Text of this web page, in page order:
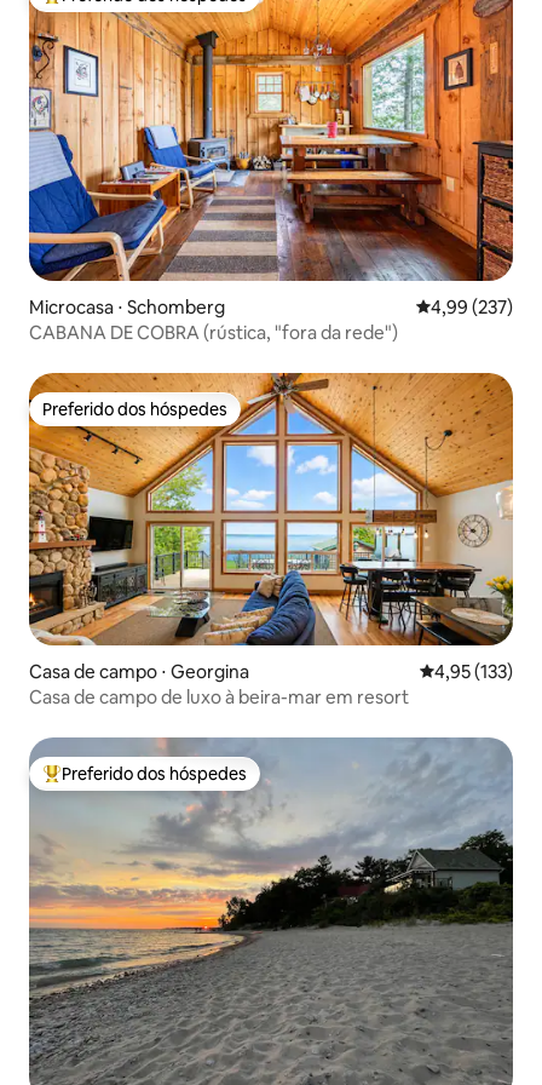
Entre os melhores preferidos dos hóspedes
Microcasa ⋅ Schomberg 4,99 de uma
4,99 (237)
CABANA DE COBRA (rústica, "fora da rede")
Preferido dos hóspedes
Preferido dos hóspedes
Casa de campo ⋅ Georgina 4,95 de uma
4,95 (133)
Casa de campo de luxo à beira-mar em resort
Entre os melhores preferidos dos hóspedes
Preferido dos hóspedes